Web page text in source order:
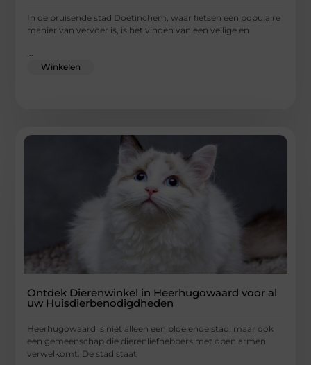
In de bruisende stad Doetinchem, waar fietsen een populaire
manier van vervoer is, is het vinden van een veilige en
Winkelen
Ontdek Dierenwinkel in Heerhugowaard voor al
uw Huisdierbenodigdheden
Heerhugowaard is niet alleen een bloeiende stad, maar ook
een gemeenschap die dierenliefhebbers met open armen
verwelkomt. De stad staat